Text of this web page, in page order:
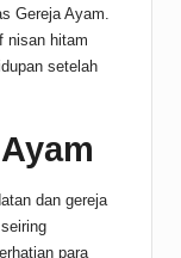
Gereja Ayam.
nisan hitam
setelah
dan gereja
para